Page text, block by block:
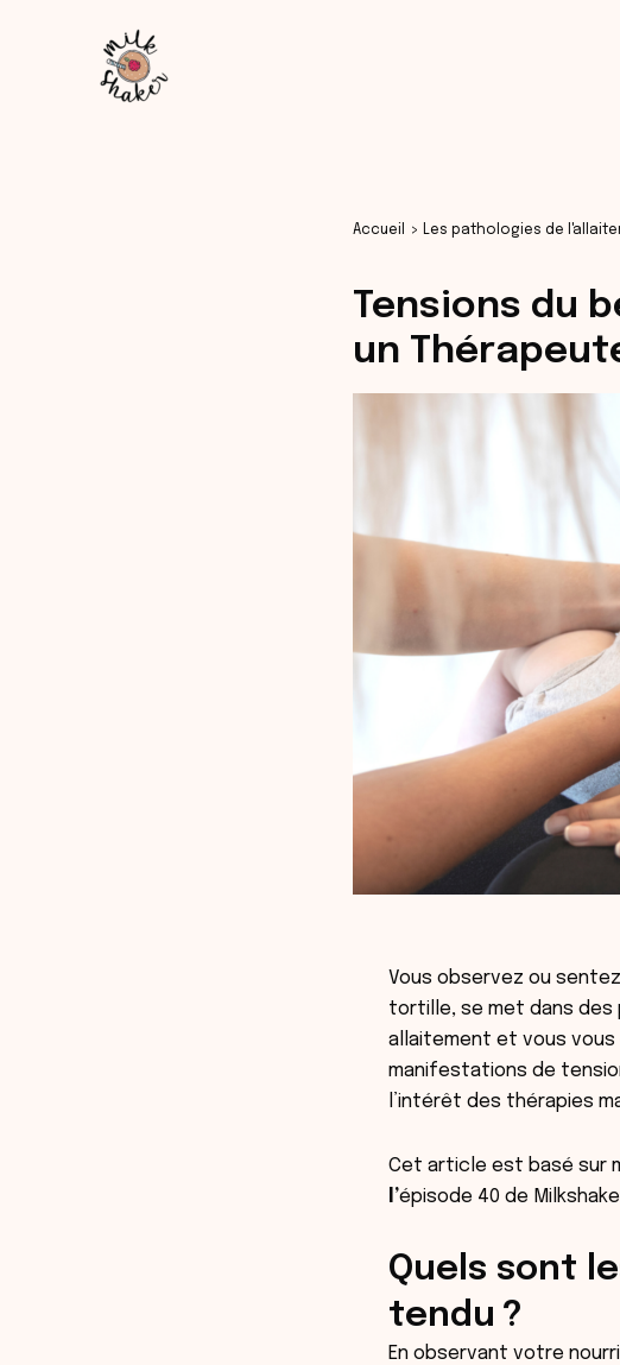
Accueil Les pathologies de
Tensions du
un
Vous observez ou
tortille, se met dans des
allaitement et vous vous
manifestations de
l’intérêt des thérapies
Cet article est basé sur
l’épisode 40 de
Quels sont
tendu ?
En observant votre